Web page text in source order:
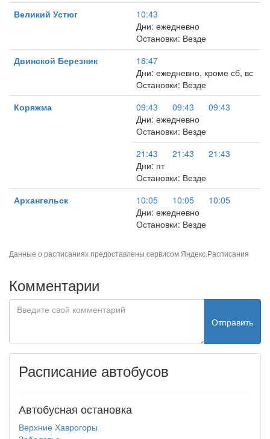
Великий Устюг
10:43
Дни: ежедневно
Остановки: Везде
Двинской Березник
18:47
Дни: ежедневно, кроме сб, вс
Остановки: Везде
Коряжма
09:43 09:43
09:43
Дни: ежедневно
Остановки: Везде
21:43
21:43
21:43
Дни: пт
Остановки: Везде
Архангельск
10:05 10:05
10:05
Дни: ежедневно
Остановки: Везде
Данные о расписаниях предоставлены сервисом Яндекс.Расписания
Комментарии
Отправить
Расписание автобусов
Автобусная остановка
Верхние Хаврогоры